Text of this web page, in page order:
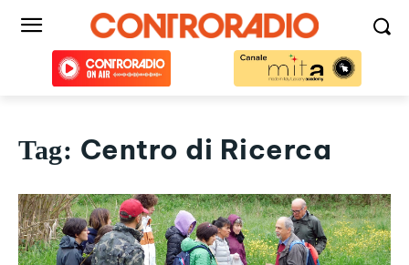
Tag: Centro di Ricerca